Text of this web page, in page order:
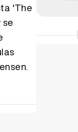
'The